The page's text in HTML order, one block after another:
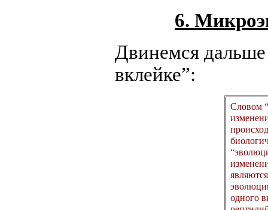
6.
Двинемся
вклейке”:
Словом
одного